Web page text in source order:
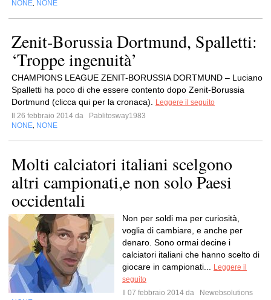
NONE NONE
Zenit-Borussia Dortmund, Spalletti:
‘Troppe ingenuità’
CHAMPIONS LEAGUE ZENIT-BORUSSIA DORTMUND – Luciano
Spalletti ha poco di che essere contento dopo Zenit-Borussia
Dortmund (clicca qui per la cronaca).
Leggere il seguito
Il 26 febbraio 2014 da
Pablitosway1983
NONE NONE
Molti calciatori italiani scelgono
altri campionati,e non solo Paesi
occidentali
Non per soldi ma per curiosità,
voglia di cambiare, e anche per
denaro. Sono ormai decine i
calciatori italiani che hanno scelto di
giocare in campionati...
Leggere il
seguito
Il 07 febbraio 2014 da
Newebsolutions